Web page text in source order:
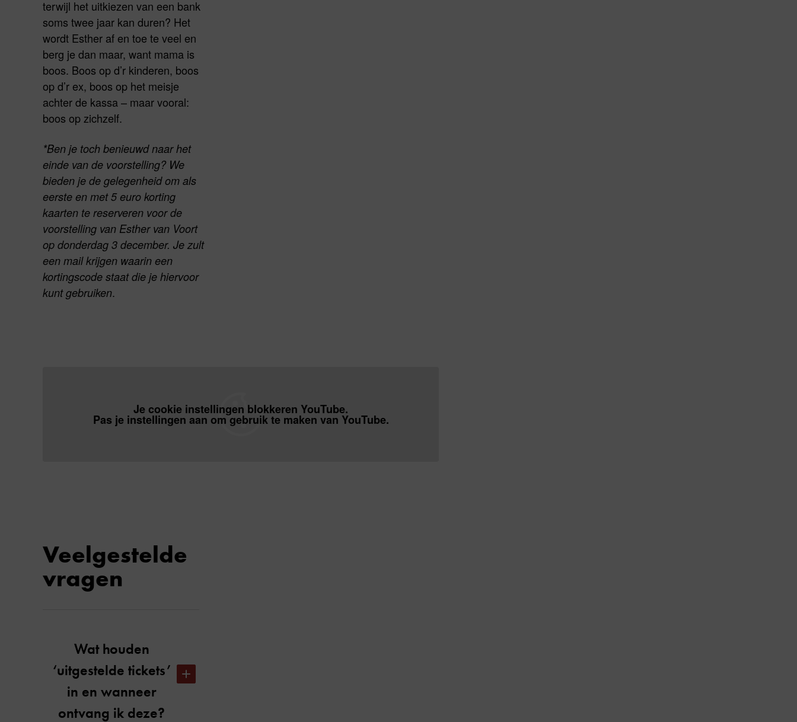
terwijl het uitkiezen van een bank
soms twee jaar kan duren? Het
wordt Esther af en toe te veel en
berg je dan maar, want mama is
boos. Boos op d’r kinderen, boos
op d’r ex, boos op het meisje
achter de kassa – maar vooral:
boos op zichzelf.
*Ben je toch benieuwd naar het
einde van de voorstelling? We
bieden je de gelegenheid om als
eerste en met 5 euro korting
kaarten te reserveren voor de
voorstelling van Esther van Voort
op donderdag 3 december. Je zult
een mail krijgen waarin een
kortingscode staat die je hiervoor
kunt gebruiken.
Je cookie instellingen blokkeren YouTube.
Pas je instellingen aan om gebruik te maken van YouTube.
Veelgestelde
vragen
Wat houden
‘uitgestelde tickets’
in en wanneer
ontvang ik deze?